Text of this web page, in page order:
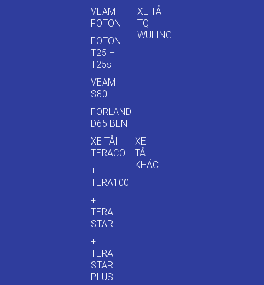
VEAM –
FOTON
FOTON
T25 –
T25s
VEAM
S80
FORLAND
D65 BEN
XE TẢI
TQ
WULING
XE TẢI
TERACO
+
TERA100
+
TERA
STAR
+
TERA
STAR
PLUS
XE
TẢI
KHÁC